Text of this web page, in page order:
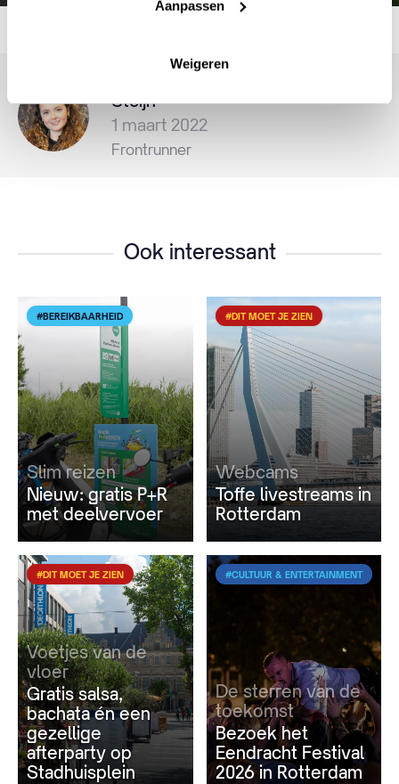
Aanpassen
Weigeren
Steijn
1 maart 2022
Frontrunner
Ook interessant
#BEREIKBAARHEID
Slim reizen
Nieuw: gratis P+R
met deelvervoer
#DIT MOET JE ZIEN
Webcams
Toffe livestreams in
Rotterdam
#DIT MOET JE ZIEN
Voetjes van de
vloer
Gratis salsa,
bachata én een
gezellige
afterparty op
Stadhuisplein
#CULTUUR & ENTERTAINMENT
De sterren van de
toekomst
Bezoek het
Eendracht Festival
2026 in Rotterdam